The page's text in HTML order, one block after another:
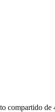
compartido de